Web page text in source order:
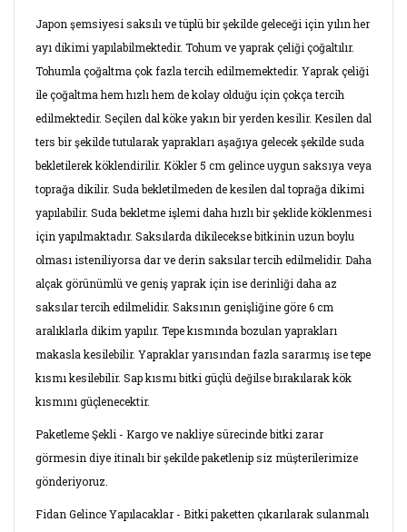
Japon şemsiyesi saksılı ve tüplü bir şekilde geleceği için yılın her
ayı dikimi yapılabilmektedir. Tohum ve yaprak çeliği çoğaltılır.
Tohumla çoğaltma çok fazla tercih edilmemektedir. Yaprak çeliği
ile çoğaltma hem hızlı hem de kolay olduğu için çokça tercih
edilmektedir. Seçilen dal köke yakın bir yerden kesilir. Kesilen dal
ters bir şekilde tutularak yaprakları aşağıya gelecek şekilde suda
bekletilerek köklendirilir. Kökler 5 cm gelince uygun saksıya veya
toprağa dikilir. Suda bekletilmeden de kesilen dal toprağa dikimi
yapılabilir. Suda bekletme işlemi daha hızlı bir şeklide köklenmesi
için yapılmaktadır. Saksılarda dikilecekse bitkinin uzun boylu
olması isteniliyorsa dar ve derin saksılar tercih edilmelidir. Daha
alçak görünümlü ve geniş yaprak için ise derinliği daha az
saksılar tercih edilmelidir. Saksının genişliğine göre 6 cm
aralıklarla dikim yapılır. Tepe kısmında bozulan yaprakları
makasla kesilebilir. Yapraklar yarısından fazla sararmış ise tepe
kısmı kesilebilir. Sap kısmı bitki güçlü değilse bırakılarak kök
kısmını güçlenecektir.
Paketleme Şekli - Kargo ve nakliye sürecinde bitki zarar
görmesin diye itinalı bir şekilde paketlenip siz müşterilerimize
gönderiyoruz.
Fidan Gelince Yapılacaklar - Bitki paketten çıkarılarak sulanmalı